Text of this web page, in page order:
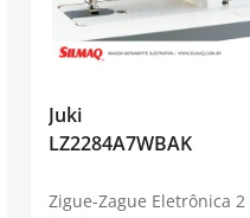
Juki
LZ2284A7WBAK
Zigue-Zague Eletrônica 2